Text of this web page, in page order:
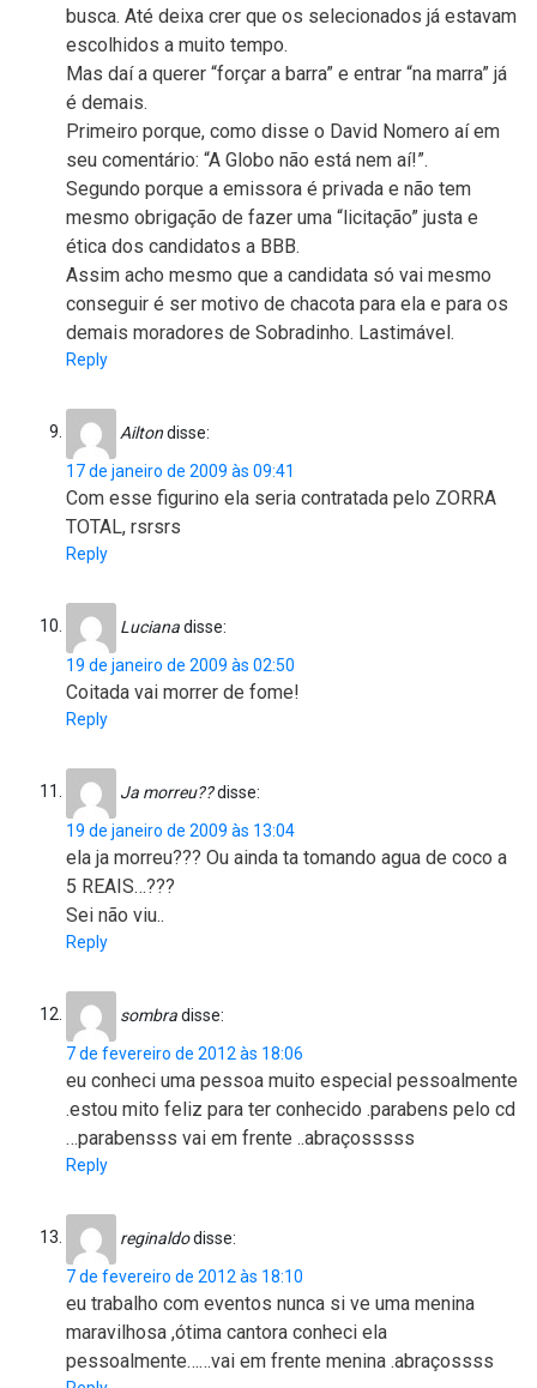
busca. Até deixa crer que os selecionados já estavam
escolhidos a muito tempo.
Mas daí a querer “forçar a barra” e entrar “na marra” já
é demais.
Primeiro porque, como disse o David Nomero aí em
seu comentário: “A Globo não está nem aí!”.
Segundo porque a emissora é privada e não tem
mesmo obrigação de fazer uma “licitação” justa e
ética dos candidatos a BBB.
Assim acho mesmo que a candidata só vai mesmo
conseguir é ser motivo de chacota para ela e para os
demais moradores de Sobradinho. Lastimável.
Reply
Ailtondisse:
17 de janeiro de 2009 às 09:41
Com esse figurino ela seria contratada pelo ZORRA
TOTAL, rsrsrs
Reply
Lucianadisse:
19 de janeiro de 2009 às 02:50
Coitada vai morrer de fome!
Reply
Ja morreu??disse:
19 de janeiro de 2009 às 13:04
ela ja morreu??? Ou ainda ta tomando agua de coco a
5 REAIS…???
Sei não viu..
Reply
sombradisse:
7 de fevereiro de 2012 às 18:06
eu conheci uma pessoa muito especial pessoalmente
.estou mito feliz para ter conhecido .parabens pelo cd
…parabensss vai em frente ..abraçosssss
Reply
reginaldodisse:
7 de fevereiro de 2012 às 18:10
eu trabalho com eventos nunca si ve uma menina
maravilhosa ,ótima cantora conheci ela
pessoalmente……vai em frente menina .abraçossss